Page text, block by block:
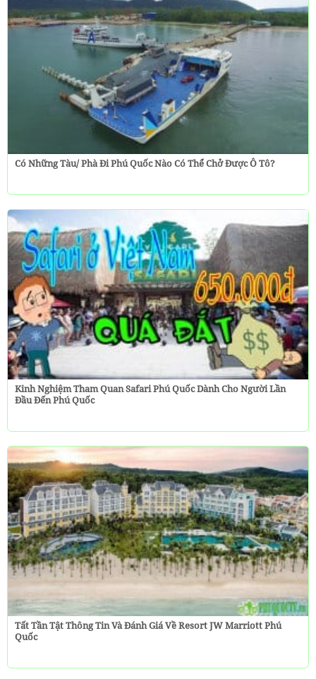
Có Những Tàu/ Phà Đi Phú Quốc Nào Có Thể Chở Được Ô Tô?
Kinh Nghiệm Tham Quan Safari Phú Quốc Dành Cho Người Lần
Đầu Đến Phú Quốc
Tất Tần Tật Thông Tin Và Đánh Giá Về Resort JW Marriott Phú
Quốc